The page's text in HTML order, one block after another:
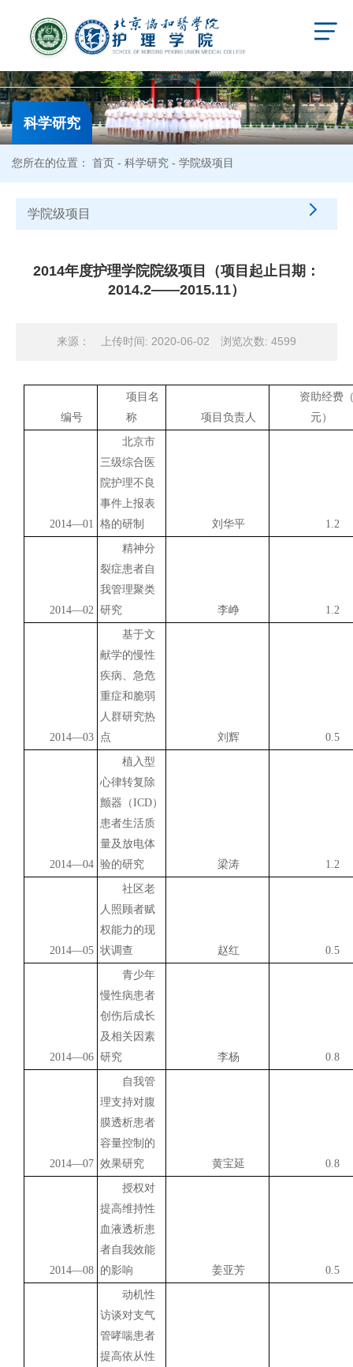
科学研究
您所在的位置： 首页 - 科学研究 - 学院级项目
学院级项目
2014年度护理学院院级项目（项目起止日期：
2014.2——2015.11）
来源： 上传时间: 2020-06-02 浏览次数: 4599
编号
项目名
称
项目负责人
资助经费
元）
2014—01
北京市
三级综合医
院护理不良
事件上报表
格的研制
刘华平 1.2
2014—02
精神分
裂症患者自
我管理聚类
研究
李峥 1.2
2014—03
基于文
献学的慢性
疾病、急危
重症和脆弱
人群研究热
点
刘辉 0.5
2014—04
植入型
心律转复除
颤器（ICD）
患者生活质
量及放电体
验的研究
梁涛 1.2
2014—05
社区老
人照顾者赋
权能力的现
状调查
赵红 0.5
2014—06
青少年
慢性病患者
创伤后成长
及相关因素
研究
李杨 0.8
2014—07
自我管
理支持对腹
膜透析患者
容量控制的
效果研究
黄宝延 0.8
2014—08
授权对
提高维持性
血液透析患
者自我效能
的影响
姜亚芳 0.5
动机性
访谈对支气
管哮喘患者
提高依从性